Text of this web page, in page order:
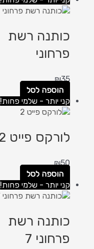
כותנה רשת
פרחוני
₪35
הוספה לסל
קני יותר - שלמי פחות!
לורקס פייט 2
₪50
הוספה לסל
קני יותר - שלמי פחות!
כותנה רשת
פרחוני 7